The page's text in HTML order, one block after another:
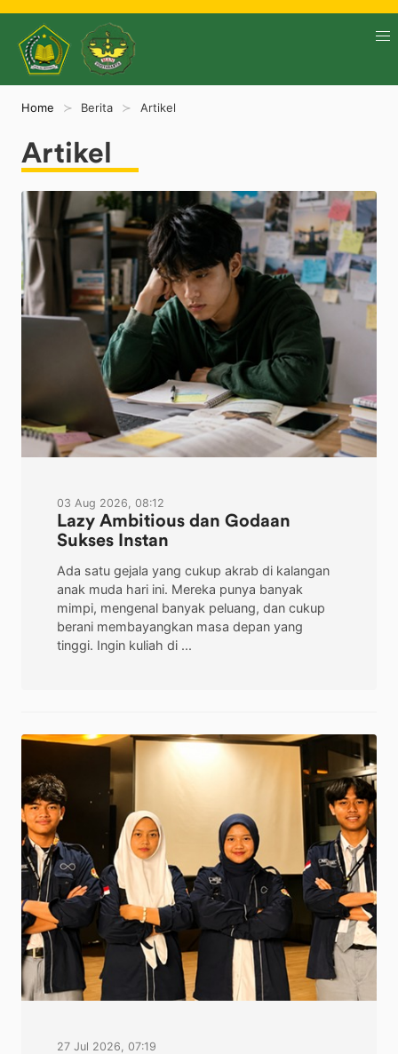
Home Berita Artikel
Artikel
03 Aug 2026, 08:12
Lazy Ambitious dan Godaan
Sukses Instan
Ada satu gejala yang cukup akrab di kalangan
anak muda hari ini. Mereka punya banyak
mimpi, mengenal banyak peluang, dan cukup
berani membayangkan masa depan yang
tinggi. Ingin kuliah di ...
27 Jul 2026, 07:19